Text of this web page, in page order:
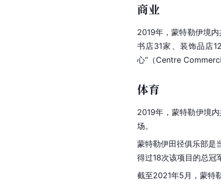
商业
2019年，蒙特勒伊境
书店31家、装饰品店
心”（Centre
体育
2019年，蒙特勒伊境
场。
蒙特勒伊田径俱乐部是
得过18次该项目的总冠
截至2021年5月，蒙特